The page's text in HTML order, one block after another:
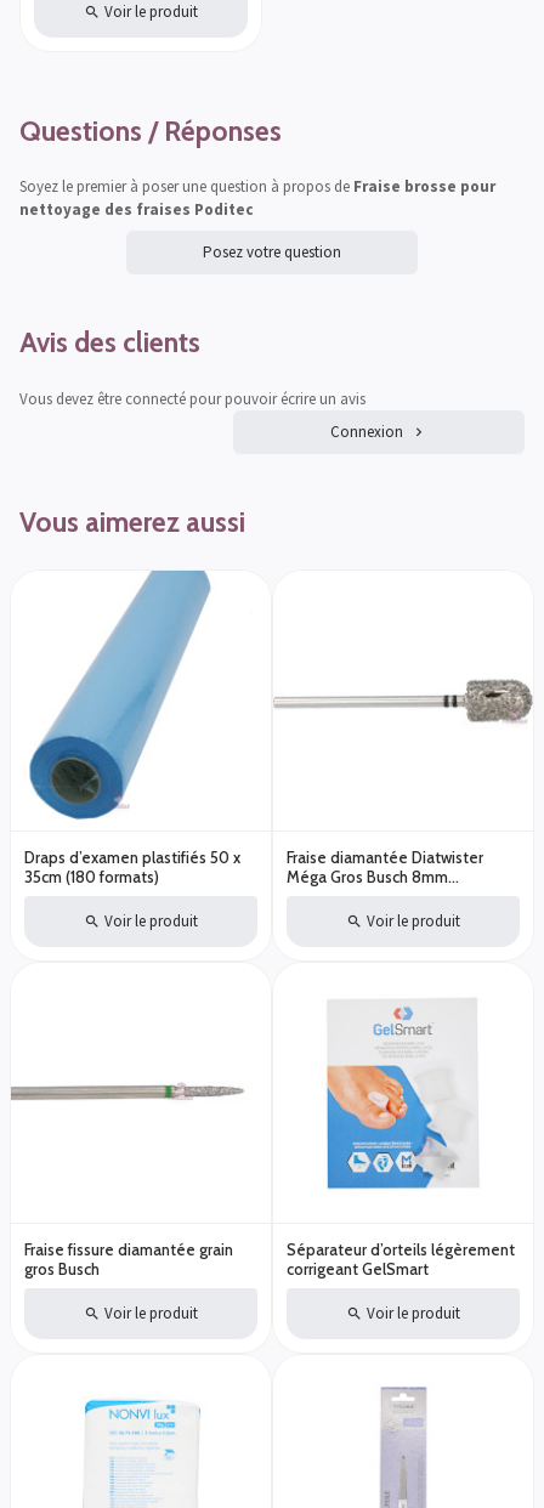
Voir le produit
Questions / Réponses
Soyez le premier à poser une question à propos de Fraise brosse pour
nettoyage des fraises Poditec
Posez votre question
Avis des clients
Vous devez être connecté pour pouvoir écrire un avis
Connexion
Vous aimerez aussi
Draps d’examen plastifiés 50 x
35cm (180 formats)
Voir le produit
Fraise diamantée Diatwister
Méga Gros Busch 8mm
épaisses
Voir le produit
Fraise fissure diamantée grain
gros Busch
Voir le produit
Séparateur d’orteils légèrement
corrigeant GelSmart
Voir le produit